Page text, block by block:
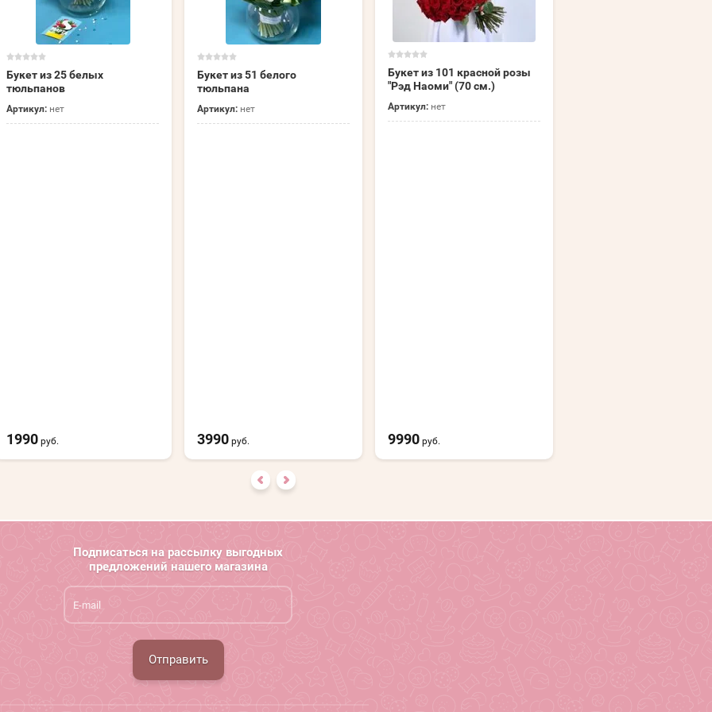
Букет из 25 белых
тюльпанов
Артикул: нет
1990 руб.
Букет из 51 белого
тюльпана
Артикул: нет
3990 руб.
Букет из 101 красной розы
"Рэд Наоми" (70 см.)
Артикул: нет
9990 руб.
Подписаться на рассылку выгодных
предложений нашего магазина
Отправить